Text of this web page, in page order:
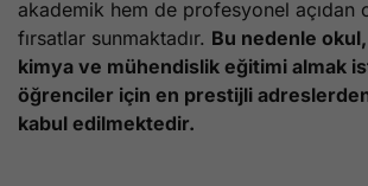
akademik hem de profesyonel açıdan
fırsatlar sunmaktadır. Bu nedenle okul,
kimya ve mühendislik eğitimi almak
öğrenciler için en prestijli
kabul edilmektedir.